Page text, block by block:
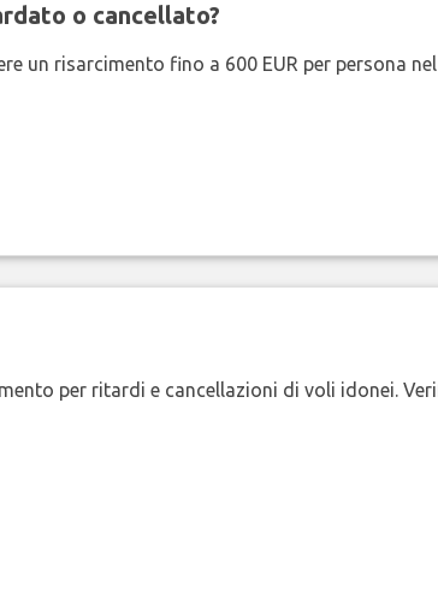
o cancellato?
un risarcimento fino a 600 EUR per persona
per ritardi e cancellazioni di voli idonei.